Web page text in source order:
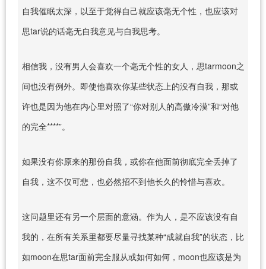
自我催眠太深，以至于觉得自己就应该毫无个性，也应该对
思tar说的话毫无自我意见与自我思考。
相信我，没有男人会喜欢一个毫无个性的女人，思tarmoon之
间也没有例外。即使他喜欢你某些状态上的没有自我，那或
许也是因为他在内心里对照了“你对别人的高傲冷漠”和“对他
的完全****”。
如果没有你原来的那份自我，或你在他面前彻底完全丢掉了
自我，这不仅可悲，也必然招不到他长久的怜惜与喜欢。
这问题里还有另一个层面的意涵。作为人，是不应该没有自
我的，在所有关系里都要尽量寻找某种“成就自我”的状态，比
如moon在思tar面前完全服从或如何如何，moon也应该是为